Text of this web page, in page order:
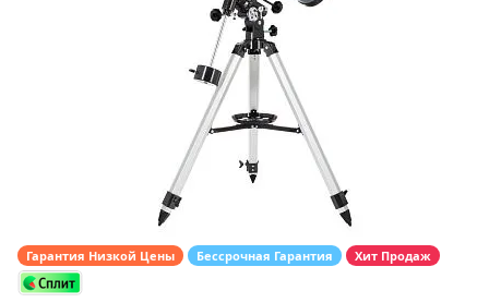
Гарантия Низкой Цены Бессрочная Гарантия Хит Продаж